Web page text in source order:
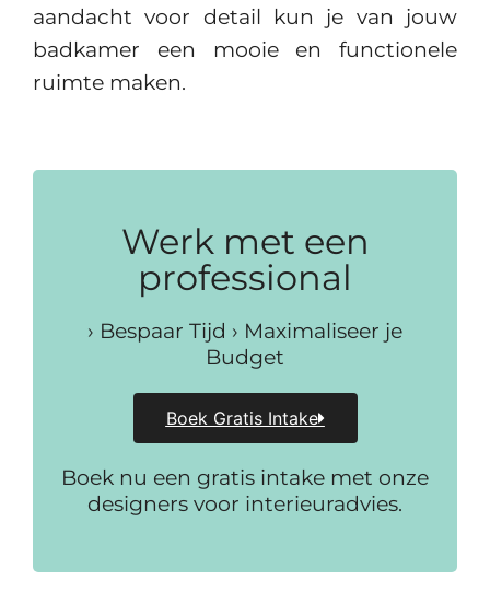
aandacht voor detail kun je van jouw
badkamer een mooie en functionele
ruimte maken.
Werk met een
professional
› Bespaar Tijd › Maximaliseer je
Budget
Boek Gratis Intake
Boek nu een gratis intake met onze
designers voor interieuradvies.